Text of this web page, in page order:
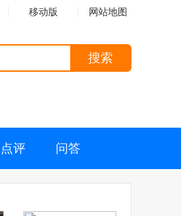
移动版 网站地图
搜索
点评 问答